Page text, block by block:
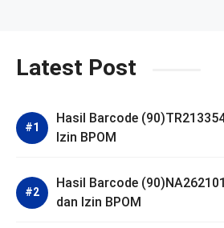
Latest Post
Hasil Barcode
Izin BPOM
Hasil Barcode
dan Izin BPOM